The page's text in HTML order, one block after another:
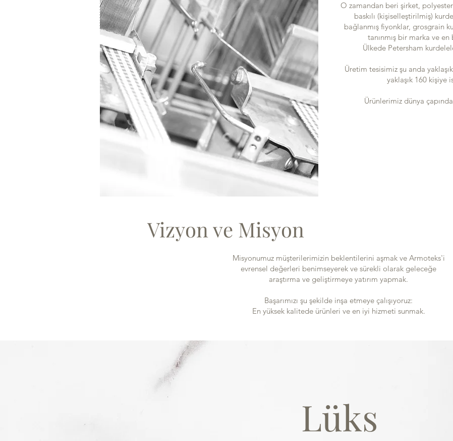
O zamandan beri şirket,
baskılı (kişiselleştirilmiş)
bağlanmış fiyonklar, grosgrain
tanınmış bir marka ve
Ülkede Petersham
Üretim tesisimiz şu anda
yaklaşık 160 kişiye
Ürünlerimiz dünya
Vizyon ve Misyon
Misyonumuz müşterilerimizin beklentilerini aşmak ve Armoteks'i
evrensel değerleri benimseyerek ve sürekli olarak geleceğe
araştırma ve geliştirmeye yatırım yapmak.
Başarımızı şu şekilde inşa etmeye çalışıyoruz:
En yüksek kalitede ürünleri ve en iyi hizmeti sunmak.
Lüks